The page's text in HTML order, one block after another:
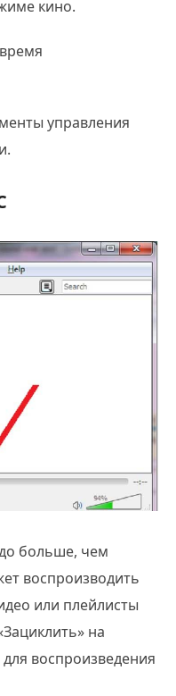
кино.
управления
больше, чем
воспроизводить
или плейлисты
на
воспроизведения